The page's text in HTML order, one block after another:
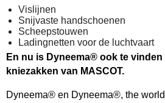
Vislijnen
Snijvaste handschoenen
Scheepstouwen
Ladingnetten voor de luchtvaart
En nu is Dyneema® ook te
kniezakken van MASCOT.
Dyneema® en Dyneema®, the